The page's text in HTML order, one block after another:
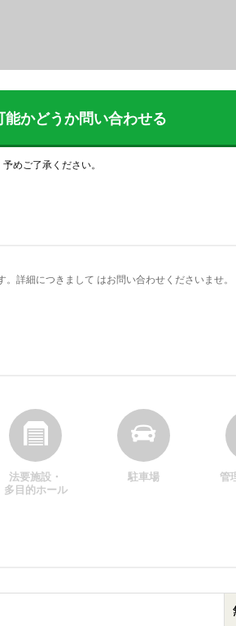
能かどうか問い合わせる
めご了承ください。
詳細につきまして はお問い合わせくださいませ。
法要施設・
多目的ホール
駐車場 管